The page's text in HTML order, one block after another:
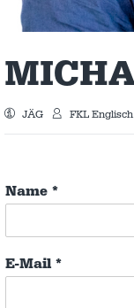
JÄG FKL Englisch
Name *
E-Mail *